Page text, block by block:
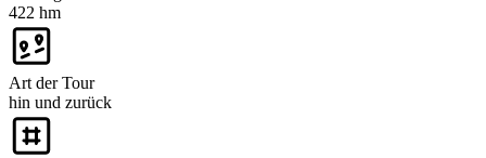
422 hm
Art der Tour
hin und zurück